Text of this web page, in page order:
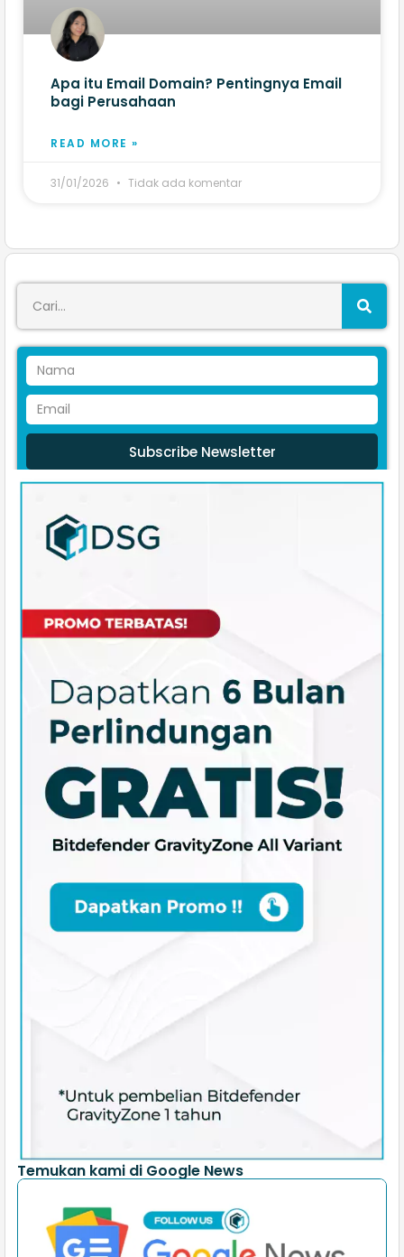
Apa itu Email Domain? Pentingnya Email
bagi Perusahaan
READ MORE »
31/01/2026 Tidak ada komentar
Subscribe Newsletter
Temukan kami di Google News